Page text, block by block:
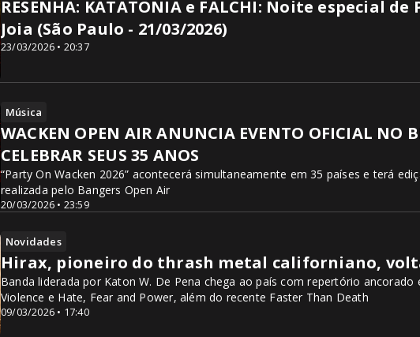
23/03/2026 • 20:37
RESENHA: KATATONIA e FALCHI: Noite especial
Joia (São Paulo - 21/03/2026)
Música
20/03/2026 • 23:59
WACKEN OPEN AIR ANUNCIA EVENTO OFICIAL NO
CELEBRAR SEUS 35 ANOS
“Party On Wacken 2026” acontecerá simultaneamente em 35 países e terá
realizada pelo Bangers Open Air
Novidades
09/03/2026 • 17:40
Hirax, pioneiro do thrash metal californiano,
Banda liderada por Katon W. De Pena chega ao país com repertório ancorado
Violence e Hate, Fear and Power, além do recente Faster Than Death